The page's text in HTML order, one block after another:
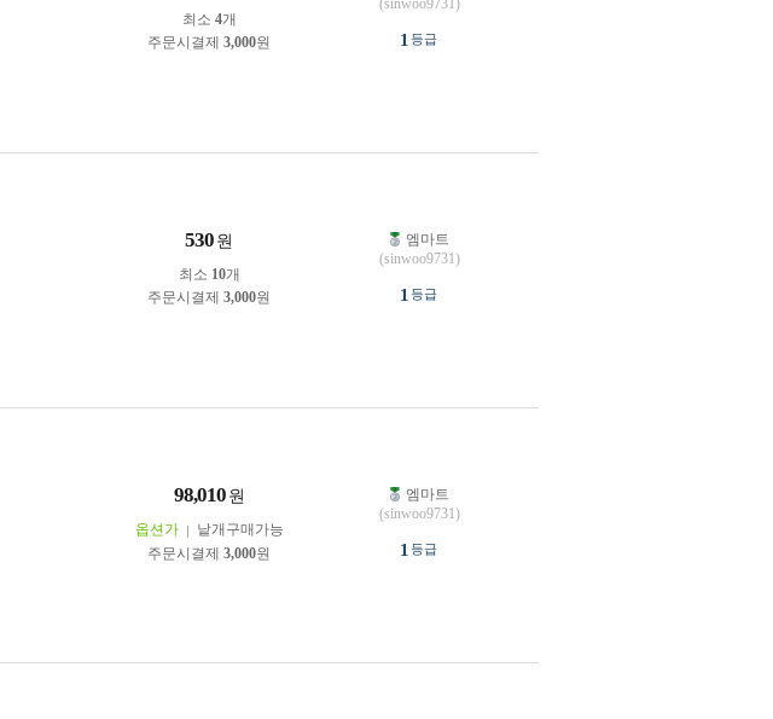
최소 4개
주문시결제 3,000원
(sinwoo9731)
1 등급
530 원
최소 10개
주문시결제 3,000원
엠마트
(sinwoo9731)
1 등급
98,010 원
옵션가
낱개구매가능
주문시결제 3,000원
엠마트
(sinwoo9731)
1 등급